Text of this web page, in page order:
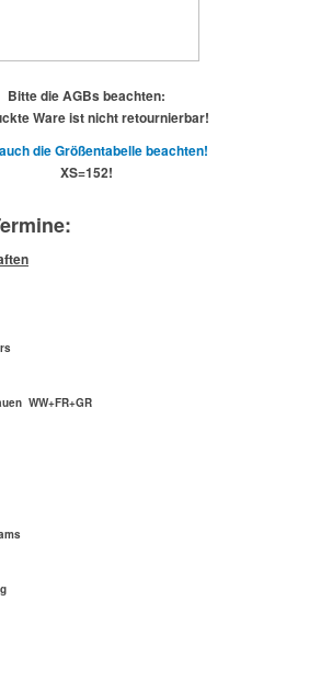
Bitte die AGBs beachten:
Ware ist nicht retournierbar!
die Größentabelle beachten!
XS=152!
WW+FR+GR